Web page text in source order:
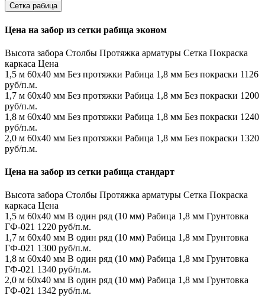
Сетка рабица
Цена на забор из сетки рабица эконом
Высота забора Столбы Протяжка арматуры Сетка Покраска
каркаса Цена
1,5 м 60х40 мм Без протяжки Рабица 1,8 мм Без покраски 1126
руб/п.м.
1,7 м 60х40 мм Без протяжки Рабица 1,8 мм Без покраски 1200
руб/п.м.
1,8 м 60х40 мм Без протяжки Рабица 1,8 мм Без покраски 1240
руб/п.м.
2,0 м 60х40 мм Без протяжки Рабица 1,8 мм Без покраски 1320
руб/п.м.
Цена на забор из сетки рабица стандарт
Высота забора Столбы Протяжка арматуры Сетка Покраска
каркаса Цена
1,5 м 60х40 мм В один ряд (10 мм) Рабица 1,8 мм Грунтовка
ГФ-021 1220 руб/п.м.
1,7 м 60х40 мм В один ряд (10 мм) Рабица 1,8 мм Грунтовка
ГФ-021 1300 руб/п.м.
1,8 м 60х40 мм В один ряд (10 мм) Рабица 1,8 мм Грунтовка
ГФ-021 1340 руб/п.м.
2,0 м 60х40 мм В один ряд (10 мм) Рабица 1,8 мм Грунтовка
ГФ-021 1342 руб/п.м.